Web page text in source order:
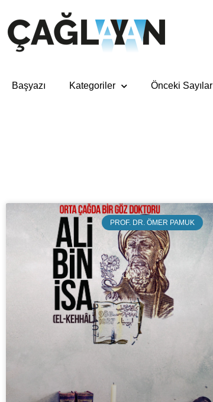
Başyazı Kategoriler Önceki Sayılar
PROF. DR. ÖMER PAMUK